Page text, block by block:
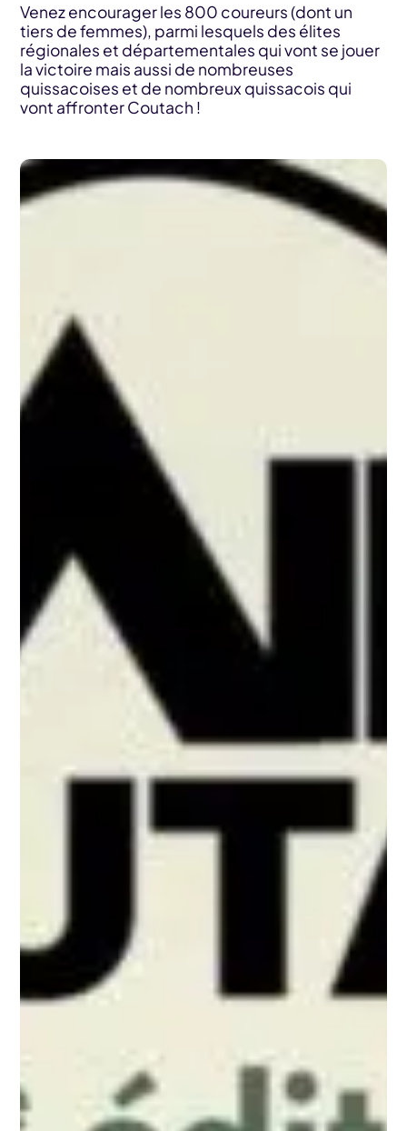
Venez encourager les 800 coureurs (dont un
tiers de femmes), parmi lesquels des élites
régionales et départementales qui vont se jouer
la victoire mais aussi de nombreuses
quissacoises et de nombreux quissacois qui
vont affronter Coutach !